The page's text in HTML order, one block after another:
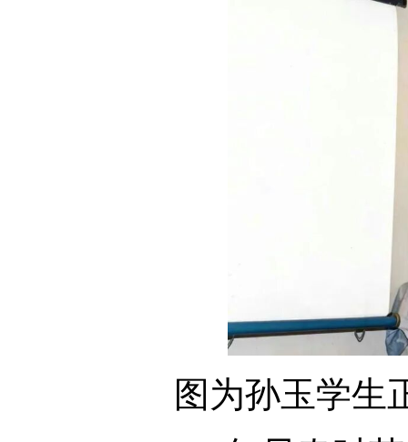
图为孙玉学生